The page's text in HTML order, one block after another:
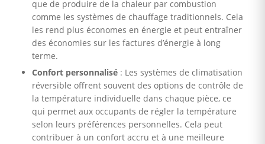
que de produire de la chaleur par combustion
comme les systèmes de chauffage traditionnels. Cela
les rend plus économes en énergie et peut entraîner
des économies sur les factures d’énergie à long
terme.
Confort personnalisé : Les systèmes de climatisation
réversible offrent souvent des options de contrôle de
la température individuelle dans chaque pièce, ce
qui permet aux occupants de régler la température
selon leurs préférences personnelles. Cela peut
contribuer à un confort accru et à une meilleure